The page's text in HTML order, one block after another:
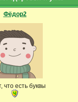
Фёдор2
что есть буквы